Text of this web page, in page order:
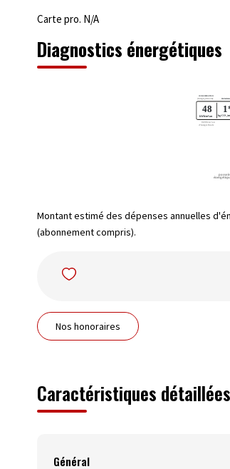
Carte pro. N/A
Diagnostics énergétiques
Montant estimé des dépenses annuelles
(abonnement compris).
Nos honoraires
Caractéristiques détaillées
Général